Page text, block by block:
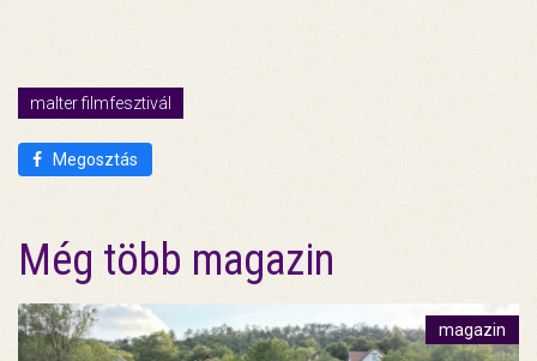
malter filmfesztivál
Megosztás
Még több magazin
magazin